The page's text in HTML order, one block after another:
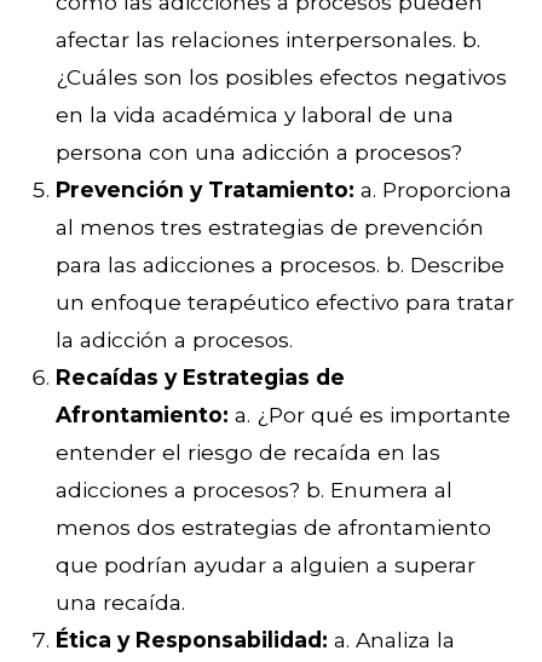
afectar las relaciones interpersonales. b.
¿Cuáles son los posibles efectos negativos
en la vida académica y laboral de una
persona con una adicción a procesos?
Prevención y Tratamiento: a. Proporciona
al menos tres estrategias de prevención
para las adicciones a procesos. b. Describe
un enfoque terapéutico efectivo para tratar
la adicción a procesos.
Recaídas y Estrategias de
Afrontamiento: a. ¿Por qué es importante
entender el riesgo de recaída en las
adicciones a procesos? b. Enumera al
menos dos estrategias de afrontamiento
que podrían ayudar a alguien a superar
una recaída.
Ética y Responsabilidad: a. Analiza la